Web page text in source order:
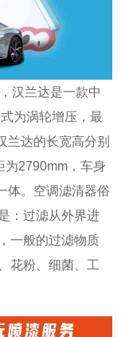
汉兰达是一款中
为涡轮增压，最
兰达的长宽高分别
为2790mm，车身
体。空调滤清器俗
：过滤从外界进
一般的过滤物质
花粉、细菌、工